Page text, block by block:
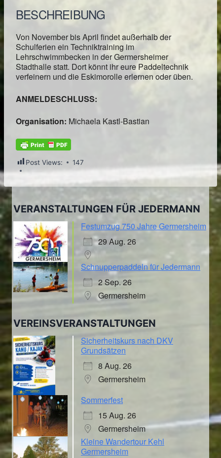
BESCHREIBUNG
Von November bis April findet außerhalb der
Schulferien ein Techniktraining im
Lehrschwimmbecken in der Germersheimer
Stadthalle statt. Dort könnt ihr eure Paddeltechnik
verfeinern und die Eskimorolle erlernen oder üben.
ANMELDESCHLUSS:
Organisation: Michaela Kastl-Bastian
Post Views: 147
VERANSTALTUNGEN FÜR JEDERMANN
Festumzug 750 Jahre Germersheim
29 Aug. 26
Schnupperpaddeln für Jedermann
2 Sep. 26
Germersheim
VEREINSVERANSTALTUNGEN
Sicherheitskurs nach DKV
Grundsätzen
8 Aug. 26
Germersheim
Sommerfest
15 Aug. 26
Germersheim
Kleine Wandertour Kehl
Germersheim